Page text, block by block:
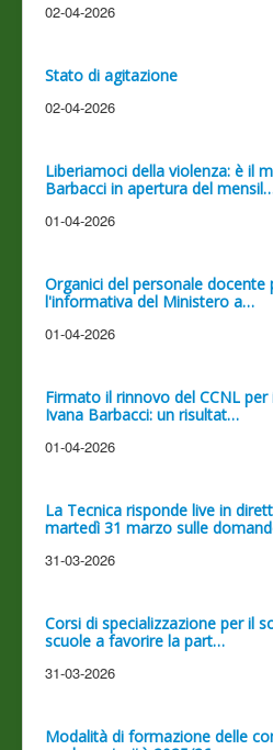
02-04-2026
Stato di agitazione
02-04-2026
Liberiamoci della violenza: è il
Barbacci in apertura del
01-04-2026
Organici del personale docente
l'informativa del Ministero a…
01-04-2026
Firmato il rinnovo del CCNL
Ivana Barbacci: un risultat…
01-04-2026
La Tecnica risponde live in
martedì 31 marzo sulle
31-03-2026
Corsi di specializzazione per il
scuole a favorire la part…
31-03-2026
Modalità di formazione delle